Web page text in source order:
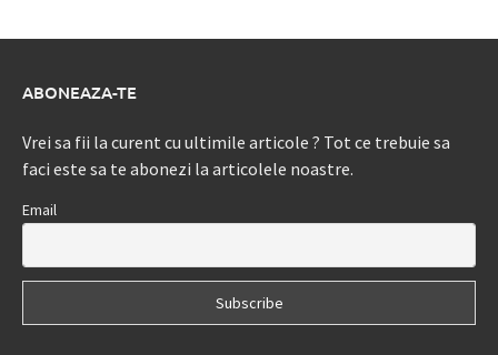
ABONEAZA-TE
Vrei sa fii la curent cu ultimile articole ? Tot ce trebuie sa
faci este sa te abonezi la articolele noastre.
Email